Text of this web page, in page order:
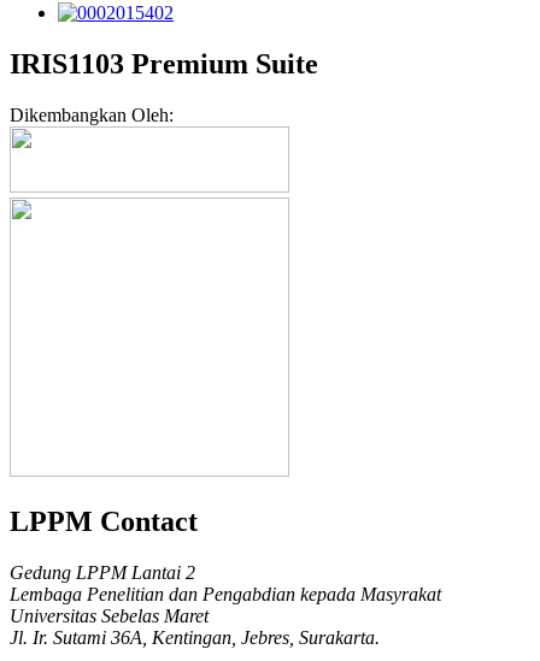
IRIS1103 Premium Suite
Dikembangkan Oleh:
LPPM Contact
Gedung LPPM Lantai 2
Lembaga Penelitian dan Pengabdian kepada Masyrakat
Universitas Sebelas Maret
Jl. Ir. Sutami 36A, Kentingan, Jebres, Surakarta.